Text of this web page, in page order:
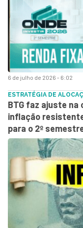
6 de julho de 2026 - 6:02
ESTRATÉGIA DE
BTG faz ajuste
inflação
para o 2º